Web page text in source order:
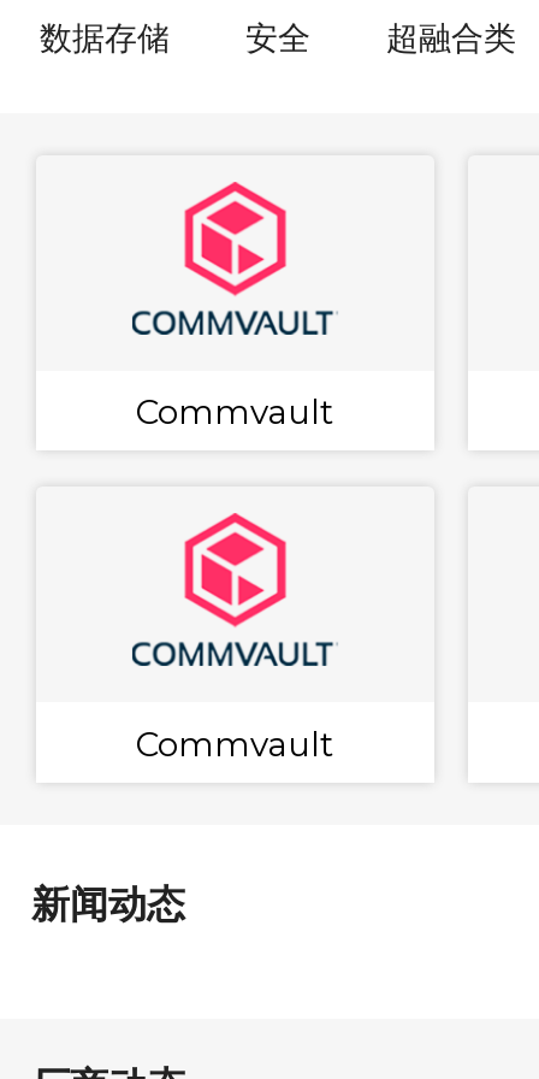
数据存储 安全 超融合类
Commvault
Commvault
新闻动态